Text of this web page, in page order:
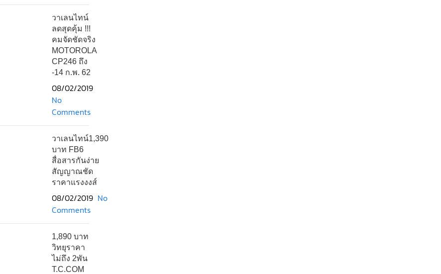
วาเลนไทน์
ลดสุดคุ้ม !!!
คมจัดชัดจริง
MOTOROLA
CP246 ถึง
-14 ก.พ. 62
08/02/2019
No
Comments
วาเลนไทน์1,390
บาท FB6
สื่อสารกันง่าย
สัญญาณชัด
ราคาแรงงงส์
08/02/2019 No
Comments
1,890 บาท
วิทยุราคา
ไม่ถึง 2พัน
T.C.COM